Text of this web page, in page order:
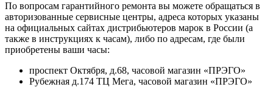
По вопросам гарантийного ремонта вы можете обращаться в
авторизованные сервисные центры, адреса которых указаны
на официальных сайтах дистрибьютеров марок в России (а
также в инструкциях к часам), либо по адресам, где были
приобретены ваши часы:
проспект Октября, д.68, часовой магазин «ПРЭГО»
Рубежная д.174 ТЦ Мега, часовой магазин «ПРЭГО»